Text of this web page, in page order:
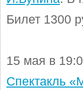
Билет 1300
15 мая в
Спектакль